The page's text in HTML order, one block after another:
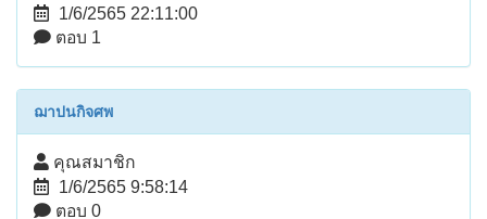
1/6/2565 22:11:00
ตอบ 1
ฌาปนกิจศพ
คุณสมาชิก
1/6/2565 9:58:14
ตอบ 0